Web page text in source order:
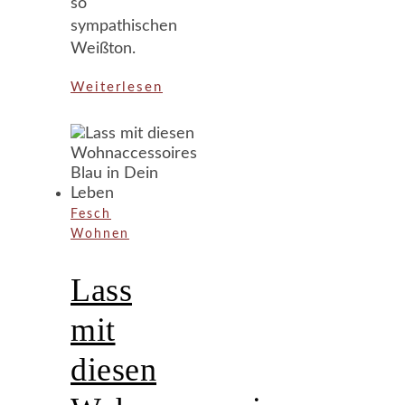
so
sympathischen
Weißton.
Weiterlesen
Fesch
Wohnen
Lass
mit
diesen